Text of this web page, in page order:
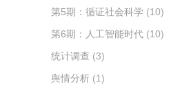
第5期：循证社会科学 (10)
第6期：人工智能时代 (10)
统计调查 (3)
舆情分析 (1)